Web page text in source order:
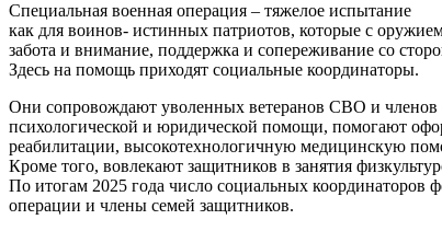
Специальная военная операция – тяжелое испытание
как для воинов- истинных патриотов, которые с
забота и внимание, поддержка и сопереживание со
Здесь на помощь приходят социальные координаторы.
Они сопровождают уволенных ветеранов СВО и членов
психологической и юридической помощи, помогают
реабилитации, высокотехнологичную медицинскую
Кроме того, вовлекают защитников в занятия
По итогам 2025 года число социальных координаторов
операции и члены семей защитников.